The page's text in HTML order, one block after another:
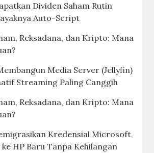
Dividen Saham Rutin
Auto-Script
Reksadana, dan Kripto: Mana
Media Server (Jellyfin)
Streaming Paling Canggih
Reksadana, dan Kripto: Mana
Kredensial Microsoft
HP Baru Tanpa Kehilangan